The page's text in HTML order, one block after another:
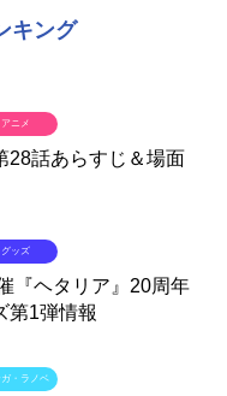
キング
28話あらすじ＆場面
アニメ
『ヘタリア』20周年
第1弾情報
グッズ
・ラノベ